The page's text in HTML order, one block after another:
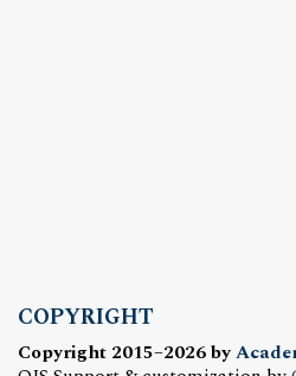
COPYRIGHT
Copyright 2015–2026 by